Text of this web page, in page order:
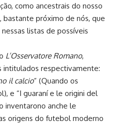
como ancestrais do nosso
próximo de nós, que
listas de possíveis
L’Osservatore Romano,
intitulados respectivamente:
il calcio” (Quando os
e “I guaraní e le origini del
inventarono anche le
origens do futebol moderno